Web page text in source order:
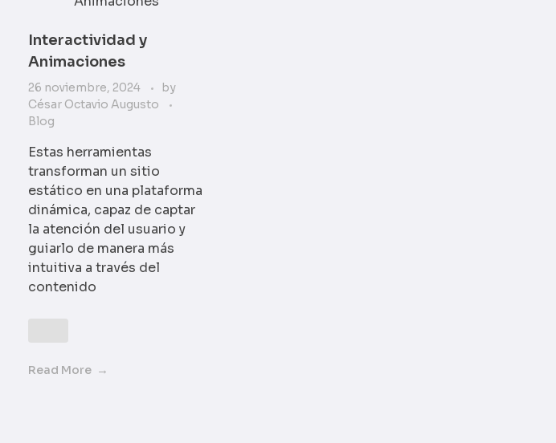
Interactividad y
Animaciones
26 noviembre, 2024
by
César Octavio Augusto
Blog
Estas herramientas
transforman un sitio
estático en una plataforma
dinámica, capaz de captar
la atención del usuario y
guiarlo de manera más
intuitiva a través del
contenido
Read More